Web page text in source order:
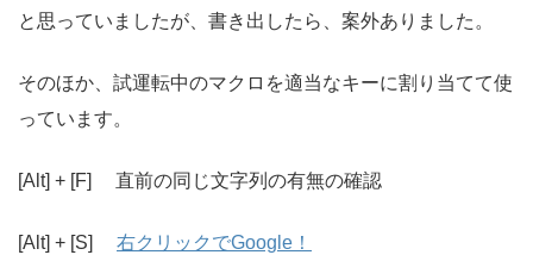
と思っていましたが、書き出したら、案外ありました。
そのほか、試運転中のマクロを適当なキーに割り当てて使
っています。
[Alt] + [F] 直前の同じ文字列の有無の確認
[Alt] + [S] 右クリックでGoogle！